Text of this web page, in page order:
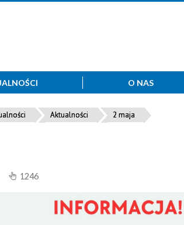
O NAS
Aktualności 2 maja
1246